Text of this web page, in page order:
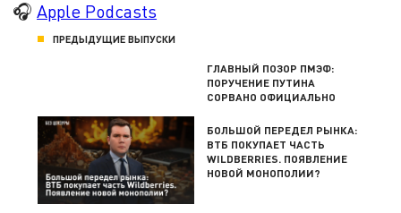
🎧Apple Podcasts
ПРЕДЫДУЩИЕ ВЫПУСКИ
ГЛАВНЫЙ ПОЗОР ПМЭФ:
ПОРУЧЕНИЕ ПУТИНА
СОРВАНО ОФИЦИАЛЬНО
БОЛЬШОЙ ПЕРЕДЕЛ РЫНКА:
ВТБ ПОКУПАЕТ ЧАСТЬ
WILDBERRIES. ПОЯВЛЕНИЕ
НОВОЙ МОНОПОЛИИ?